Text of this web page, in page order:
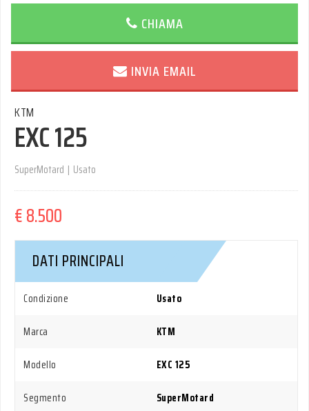
CHIAMA
INVIA EMAIL
KTM
EXC 125
SuperMotard | Usato
€ 8.500
DATI PRINCIPALI
Condizione
Usato
Marca
KTM
Modello
EXC 125
Segmento
SuperMotard